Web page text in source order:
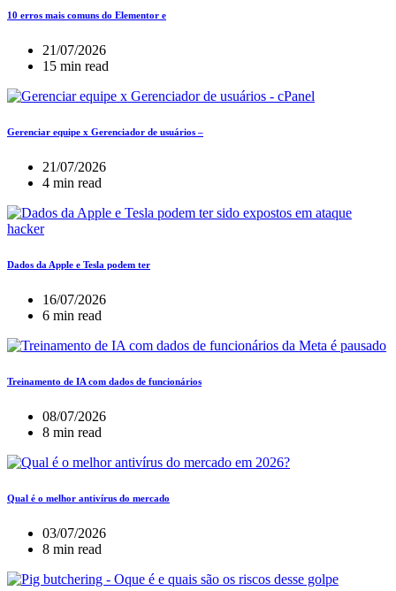
10 erros mais comuns do Elementor e
21/07/2026
15 min read
Gerenciar equipe x Gerenciador de usuários –
21/07/2026
4 min read
Dados da Apple e Tesla podem ter
16/07/2026
6 min read
Treinamento de IA com dados de funcionários
08/07/2026
8 min read
Qual é o melhor antivírus do mercado
03/07/2026
8 min read